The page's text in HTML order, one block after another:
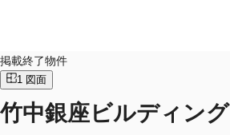
オフィス・事務所
JP
お電話 お問合せ
掲載終了物件
1 図面
竹中銀座ビルディング